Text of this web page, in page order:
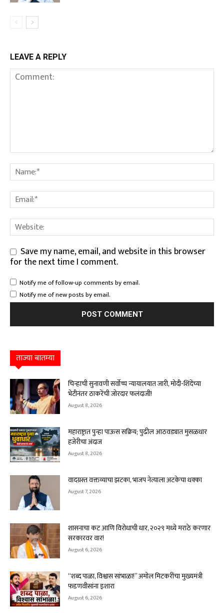
LEAVE A REPLY
Save my name, email, and website in this browser
for the next time I comment.
Notify me of follow-up comments by email.
Notify me of new posts by email.
ताज्या बातम्या
चिन्हाची सुनावणी सर्वोच्च न्यायालयात जारी, मोदी-शिंदेंच्या
भेटीनंतर ठाकरेंची जोरदार फलंदाजी!
August 8, 2026
महाराष्ट्रात पुन्हा पाऊस सक्रिय; पुढील आठवड्यात मुसळधार
हजेरीचा अंदाज
August 8, 2026
वादग्रस्त वक्तव्याचा झटका, भाजप नेत्याला अटकेचा धक्का
August 7, 2026
शासनाचा कट आणि विरोधाची धार, २०२९ मध्ये मराठे करणार
सरकारवर वार!
August 6, 2026
“शब्द पाळा, विश्वास सांभाळा!” अमोल मिटकरींचा मुख्यमंत्री
फडणवीसांना इशारा
August 6, 2026